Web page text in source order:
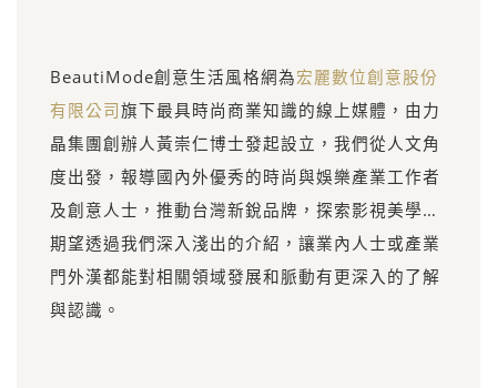
BeautiMode創意生活風格網為宏麗數位創意股份
有限公司旗下最具時尚商業知識的線上媒體，由力
晶集團創辦人黃崇仁博士發起設立，我們從人文角
度出發，報導國內外優秀的時尚與娛樂產業工作者
及創意人士，推動台灣新銳品牌，探索影視美學…
期望透過我們深入淺出的介紹，讓業內人士或產業
門外漢都能對相關領域發展和脈動有更深入的了解
與認識。